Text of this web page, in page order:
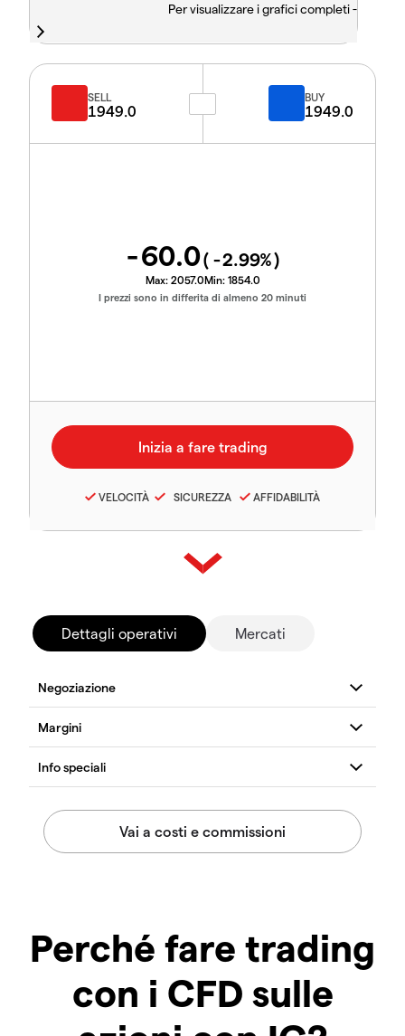
Per visualizzare i grafici completi -
SELL
1949.0
BUY
1949.0
-60.0( -2.99%)
Max: 2057.0Min: 1854.0
I prezzi sono in differita di almeno 20 minuti
VELOCITÀ SICUREZZA AFFIDABILITÀ
Dettagli operativi Mercati
Perché fare trading
con i CFD sulle